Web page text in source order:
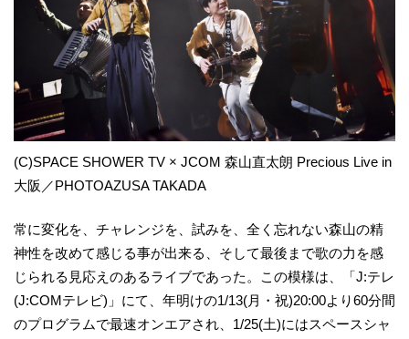
(C)SPACE SHOWER TV × JCOM 森山直太朗 Precious Live in
大阪／PHOTOAZUSA TAKADA
常に変化を、チャレンジを、試みを、全く忘れない森山の精
神性を改めて感じる事が出来る、そして最後まで歌の力を感
じられる見応えのあるライブであった。この模様は、「J:テレ
(J:COMテレビ)」にて、年明けの1/13(月・祝)20:00より60分間
のプログラムで最速オンエアされ、1/25(土)にはスペースシャ